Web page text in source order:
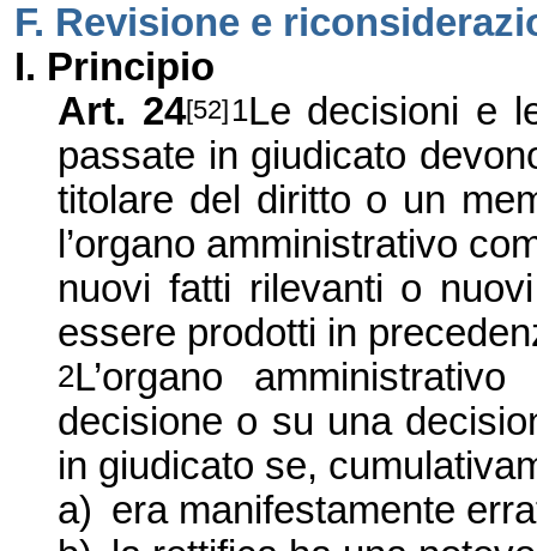
F. Revisione e
I. Principio
Art. 24[52] 1Le decisioni e
passate in giudicato
titolare del diritto o un
l’organo amministrativo
nuovi fatti rilevanti o
essere prodotti in
2L’organo
decisione o su una
in giudicato se,
a) era manifestamente